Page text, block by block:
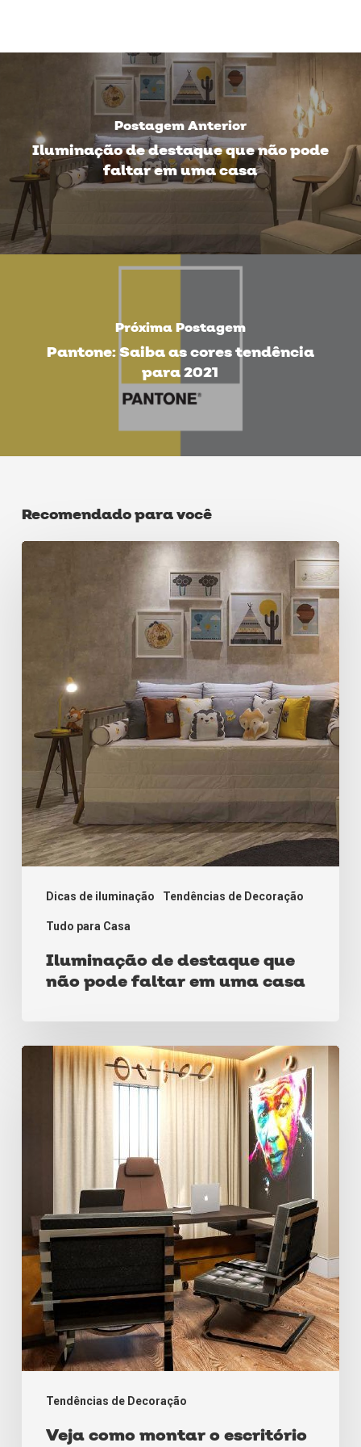
Postagem Anterior
Iluminação de destaque que não pode
faltar em uma casa
Próxima Postagem
Pantone: Saiba as cores tendência
para 2021
Recomendado para você
Dicas de iluminação Tendências de Decoração
Tudo para Casa
em
uma
casa
Iluminação de destaque que
não pode faltar em uma casa
Tendências de Decoração
Veja como montar o escritório